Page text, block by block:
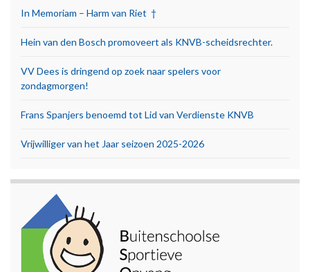
In Memoriam – Harm van Riet †
Hein van den Bosch promoveert als KNVB-scheidsrechter.
VV Dees is dringend op zoek naar spelers voor
zondagmorgen!
Frans Spanjers benoemd tot Lid van Verdienste KNVB
Vrijwilliger van het Jaar seizoen 2025-2026